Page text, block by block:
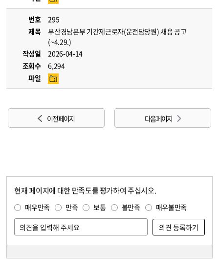
번호
295
제목
부산경남본부 기간제근로자(운전담당원) 채용 공고
(~4.29.)
작성일
2026-04-14
조회수
6,294
파일
이전 페이지 다음 페이지
현재 페이지에 대한 만족도를 평가하여 주십시오.
매우만족 만족 보통 불만족 매우불만족